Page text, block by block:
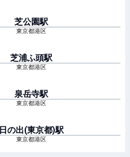
芝公園駅
東京都港区
芝浦ふ頭駅
東京都港区
泉岳寺駅
東京都港区
日の出(東京都)駅
東京都港区